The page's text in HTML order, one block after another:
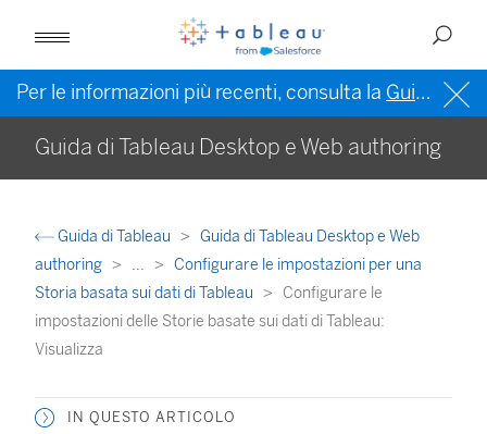
Per le informazioni più recenti, consulta la Guida di Tableau in inglese (Stati Uniti)
Guida di Tableau Desktop e Web authoring
Guida di Tableau
Guida di Tableau Desktop e Web
authoring
...
Configurare le impostazioni per una
Storia basata sui dati di Tableau
Configurare le
impostazioni delle Storie basate sui dati di Tableau:
Visualizza
IN QUESTO ARTICOLO